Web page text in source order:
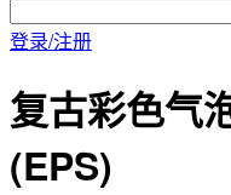
登录/注册
复古彩色气
(EPS)